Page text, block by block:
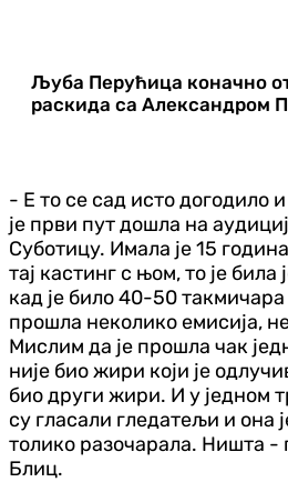
Љуба Перућица коначно
раскида са Александром
- Е то се сад исто догодило
је први пут дошла на
Суботицу. Имала је 15
тај кастинг с њом, то је била
кад је било 40-50 такмичара
прошла неколико емисија,
Мислим да је прошла чак
није био жири који је
био други жири. И у једном
су гласали гледатељи и она
толико разочарала. Ништа -
Блиц.